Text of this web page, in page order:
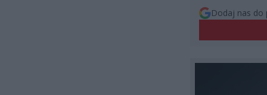
Dodaj nas do